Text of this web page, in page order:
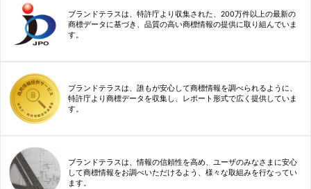
ブランドテラスは、特許庁より収集された、200万件以上の最新の
商標データに基づき、品質の高い商標情報の提供に取り組んでいま
す。
ブランドテラスは、誰もが安心して商標情報を調べられるように、
特許庁より商標データを収集し、レポート形式で広く提供していま
す。
ブランドテラスは、情報の信頼性を高め、ユーザのみなさまに安心
して商標情報をお調べいただけるよう、様々な取組みを行なってい
ます。